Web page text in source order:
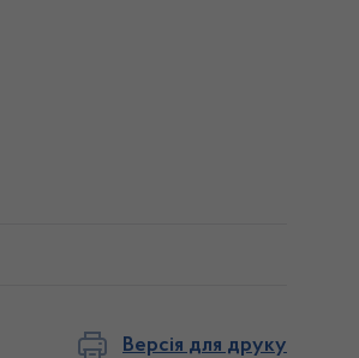
Версія для друку